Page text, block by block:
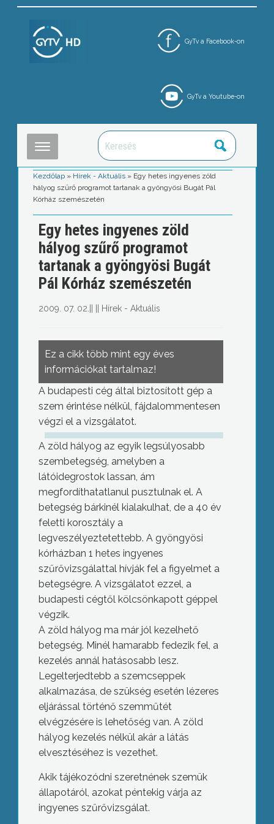
GyTv a Facebook-on
GyTv a Youtube-on
Kezdőlap » Hírek - Aktuális » Egy hetes ingyenes zöld
hályog szűrő programot tartanak a gyöngyösi Bugát Pál
Kórház szemészetén
Egy hetes ingyenes zöld
hályog szűrő programot
tartanak a gyöngyösi Bugát
Pál Kórház szemészetén
2009. 07. 02. Hírek - Aktuális
Ez a cikk több mint egy éves
információkat tartalmaz!
A budapesti cég által biztosított gép a
szem érintése nélkül, fájdalommentesen
végzi el a vizsgálatot.
A zöld hályog az egyik legsúlyosabb
szembetegség, amelyben a
látóidegrostok lassan, ám
megfordíthatatlanul pusztulnak el. A
betegség bárkinél kialakulhat, de a 40 év
feletti korosztály a
legveszélyeztetettebb. A gyöngyösi
kórházban 1 hetes ingyenes
szűrővizsgálattal hívják fel a figyelmet a
betegségre. A vizsgálatot ezzel, a
budapesti cégtől kölcsönkapott géppel
végzik.
A zöld hályog ma már jól kezelhető
betegség. Minél hamarabb fedezik fel, a
kezelés annál hatásosabb lesz.
Legelterjedtebb a szemcseppek
alkalmazása, de szükség esetén lézeres
eljárással történő szemműtét
elvégzésére is lehetőség van. A zöld
hályog kezelés nélkül akár a látás
elvesztéséhez is vezethet.
Akik tájékozódni szeretnének szemük
állapotáról, azokat péntekig várja az
ingyenes szűrővizsgálat.